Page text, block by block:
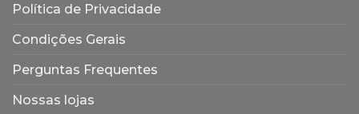
Política de Privacidade
Condições Gerais
Perguntas Frequentes
Nossas lojas